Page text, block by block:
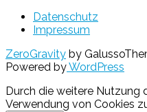
Datenschutz
Impressum
ZeroGravity by
Powered byWordPress
Durch die weitere Nutzung
Verwendung von Cookies